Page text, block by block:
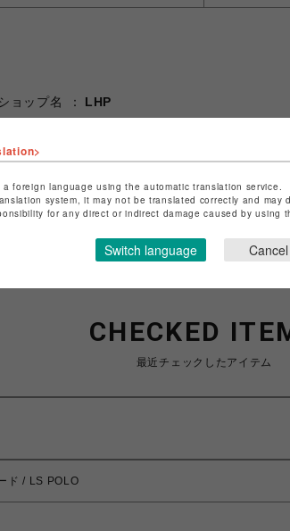
ショップ名
LHP
定商取引法など法令に基づく表記はこちら
ョップお問い合わせは こちら
CHECKED
最近チェックしたアイテム
ド / LS POLO
foreign language using the automatic translation service.
system, it may not be translated correctly and
for any direct or indirect damage caused by using
Switch language Cancel